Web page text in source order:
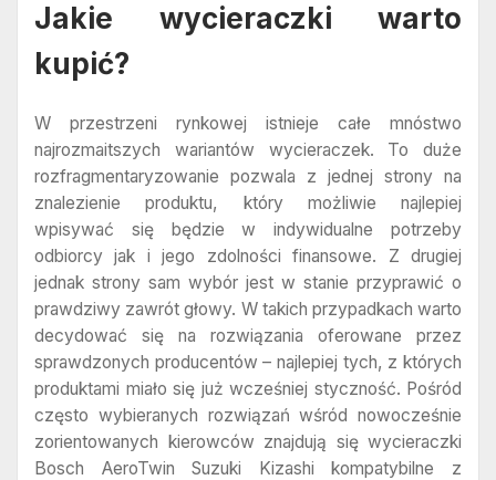
Jakie wycieraczki warto
kupić?
W przestrzeni rynkowej istnieje całe mnóstwo
najrozmaitszych wariantów wycieraczek. To duże
rozfragmentaryzowanie pozwala z jednej strony na
znalezienie produktu, który możliwie najlepiej
wpisywać się będzie w indywidualne potrzeby
odbiorcy jak i jego zdolności finansowe. Z drugiej
jednak strony sam wybór jest w stanie przyprawić o
prawdziwy zawrót głowy. W takich przypadkach warto
decydować się na rozwiązania oferowane przez
sprawdzonych producentów – najlepiej tych, z których
produktami miało się już wcześniej styczność. Pośród
często wybieranych rozwiązań wśród nowocześnie
zorientowanych kierowców znajdują się wycieraczki
Bosch AeroTwin Suzuki Kizashi kompatybilne z